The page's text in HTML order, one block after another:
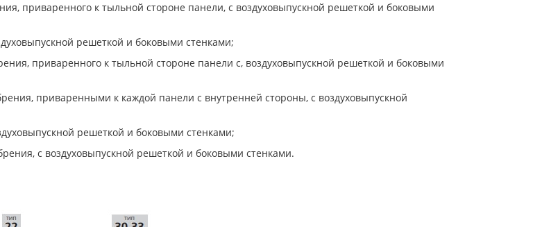
приваренного к тыльной стороне панели, с воздуховыпускной решеткой и боковыми
решеткой и боковыми стенками;
приваренного к тыльной стороне панели с, воздуховыпускной решеткой и боковыми
приваренными к каждой панели с внутренней стороны, с воздуховыпускной
решеткой и боковыми стенками;
с воздуховыпускной решеткой и боковыми стенками.